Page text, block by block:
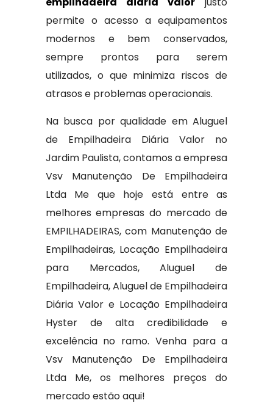
permite o acesso a equipamentos
modernos e bem conservados,
sempre prontos para serem
utilizados, o que minimiza riscos de
atrasos e problemas operacionais.
Na busca por qualidade em Aluguel
de Empilhadeira Diária Valor no
Jardim Paulista, contamos a empresa
Vsv Manutenção De Empilhadeira
Ltda Me que hoje está entre as
melhores empresas do mercado de
EMPILHADEIRAS, com Manutenção de
Empilhadeiras, Locação Empilhadeira
para Mercados, Aluguel de
Empilhadeira, Aluguel de Empilhadeira
Diária Valor e Locação Empilhadeira
Hyster de alta credibilidade e
excelência no ramo. Venha para a
Vsv Manutenção De Empilhadeira
Ltda Me, os melhores preços do
mercado estão aqui!